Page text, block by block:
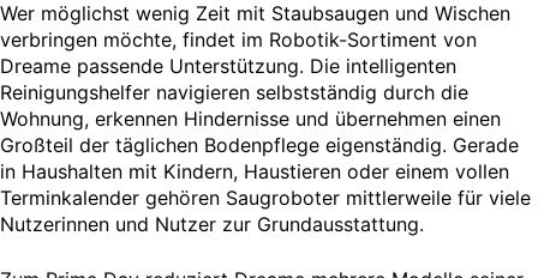
Wer möglichst wenig Zeit mit Staubsaugen und Wischen
verbringen möchte, findet im Robotik-Sortiment von
Dreame passende Unterstützung. Die intelligenten
Reinigungshelfer navigieren selbstständig durch die
Wohnung, erkennen Hindernisse und übernehmen einen
Großteil der täglichen Bodenpflege eigenständig. Gerade
in Haushalten mit Kindern, Haustieren oder einem vollen
Terminkalender gehören Saugroboter mittlerweile für viele
Nutzerinnen und Nutzer zur Grundausstattung.